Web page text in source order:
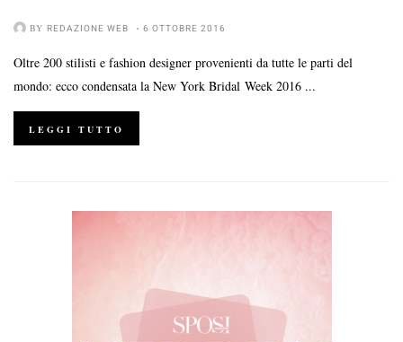
BY REDAZIONE WEB 6 OTTOBRE 2016
Oltre 200 stilisti e fashion designer provenienti da tutte le parti del
mondo: ecco condensata la New York Bridal Week 2016 ...
LEGGI TUTTO